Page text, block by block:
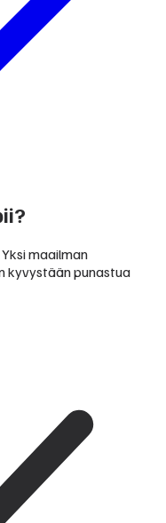
maailman
kyvystään punastua